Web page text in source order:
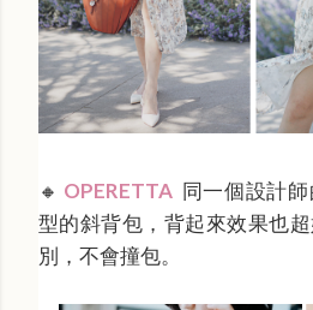
🔸 OPERETTA 同一個設計
型的斜背包，背起來效果也
別，不會撞包。